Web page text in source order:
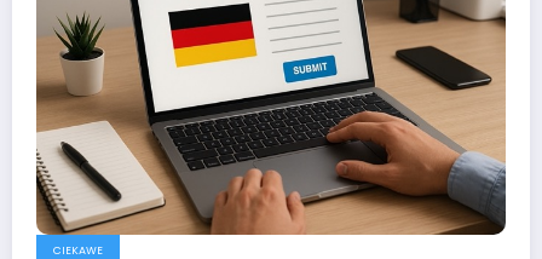
CIEKAWE